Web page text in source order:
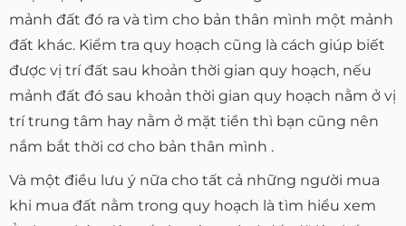
mảnh đất đó ra và tìm cho bản thân mình một mảnh
đất khác. Kiểm tra quy hoạch cũng là cách giúp biết
được vị trí đất sau khoản thời gian quy hoạch, nếu
mảnh đất đó sau khoản thời gian quy hoạch nằm ở vị
trí trung tâm hay nằm ở mặt tiền thì bạn cũng nên
nắm bắt thời cơ cho bản thân mình .
Và một điều lưu ý nữa cho tất cả những người mua
khi mua đất nằm trong quy hoạch là tìm hiểu xem